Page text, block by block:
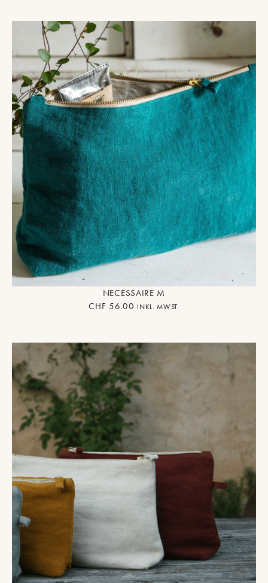
NECESSAIRE M
CHF 56.00 INKL. MWST.